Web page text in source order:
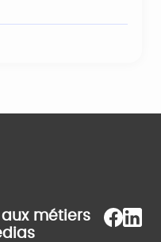
métiers